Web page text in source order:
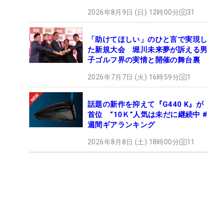
2026年8月9日 (日) 12時00分 31
「助けてほしい」のひと言で実現し
た新規大会 堀川未来夢が訴える男
子ゴルフ界の実情と開催の舞台裏
2026年7月7日 (火) 16時59分 1
話題の新作を抑えて『G440 K』が
首位 “10Ｋ”人気は未だに継続中 #
週間ギアランキング
2026年8月8日 (土) 18時00分 11